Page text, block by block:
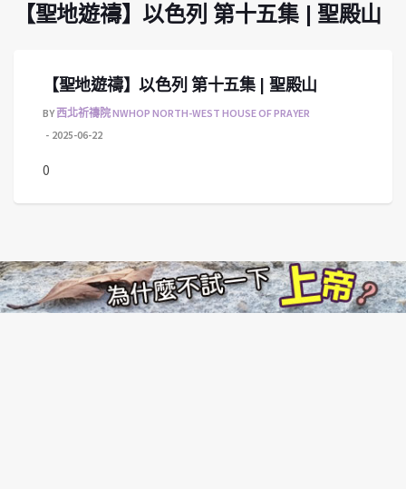
【聖地遊禱】以色列 第十五集 | 聖殿山
【聖地遊禱】以色列 第十五集 | 聖殿山
BY西北祈禱院 NWHOP NORTH-WEST HOUSE OF PRAYER
2025-06-22
0